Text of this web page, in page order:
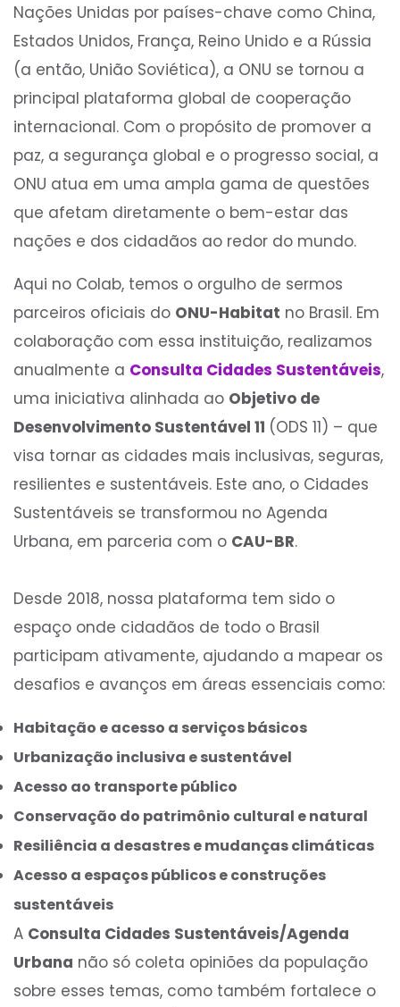
Nações Unidas por países-chave como China,
Estados Unidos, França, Reino Unido e a Rússia
(a então, União Soviética), a ONU se tornou a
principal plataforma global de cooperação
internacional. Com o propósito de promover a
paz, a segurança global e o progresso social, a
ONU atua em uma ampla gama de questões
que afetam diretamente o bem-estar das
nações e dos cidadãos ao redor do mundo.
Aqui no Colab, temos o orgulho de sermos
parceiros oficiais do ONU-Habitat no Brasil. Em
colaboração com essa instituição, realizamos
anualmente a Consulta Cidades Sustentáveis,
uma iniciativa alinhada ao Objetivo de
Desenvolvimento Sustentável 11 (ODS 11) – que
visa tornar as cidades mais inclusivas, seguras,
resilientes e sustentáveis. Este ano, o Cidades
Sustentáveis se transformou no Agenda
Urbana, em parceria com o CAU-BR.
Desde 2018, nossa plataforma tem sido o
espaço onde cidadãos de todo o Brasil
participam ativamente, ajudando a mapear os
desafios e avanços em áreas essenciais como:
Habitação e acesso a serviços básicos
Urbanização inclusiva e sustentável
Acesso ao transporte público
Conservação do patrimônio cultural e natural
Resiliência a desastres e mudanças climáticas
Acesso a espaços públicos e construções
sustentáveis
A Consulta Cidades Sustentáveis/Agenda
Urbana não só coleta opiniões da população
sobre esses temas, como também fortalece o